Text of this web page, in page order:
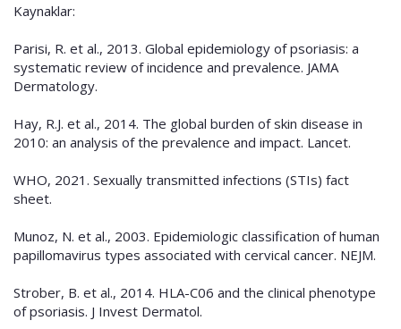
Kaynaklar:
Parisi, R. et al., 2013. Global epidemiology of psoriasis: a
systematic review of incidence and prevalence. JAMA
Dermatology.
Hay, R.J. et al., 2014. The global burden of skin disease in
2010: an analysis of the prevalence and impact. Lancet.
WHO, 2021. Sexually transmitted infections (STIs) fact
sheet.
Munoz, N. et al., 2003. Epidemiologic classification of human
papillomavirus types associated with cervical cancer. NEJM.
Strober, B. et al., 2014. HLA-C06 and the clinical phenotype
of psoriasis. J Invest Dermatol.